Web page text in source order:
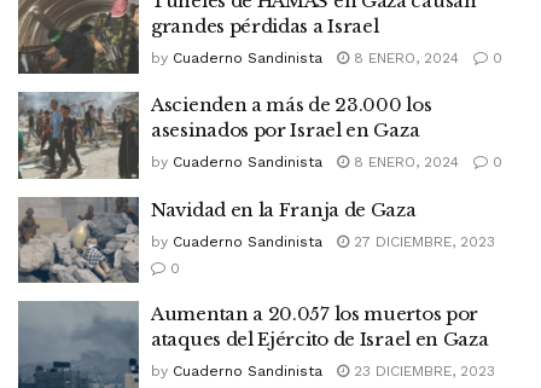
grandes pérdidas a Israel
by Cuaderno Sandinista 8 ENERO, 2024 0
Ascienden a más de 23.000 los
asesinados por Israel en Gaza
by Cuaderno Sandinista 8 ENERO, 2024 0
Navidad en la Franja de Gaza
by Cuaderno Sandinista
27 DICIEMBRE, 2023
0
Aumentan a 20.057 los muertos por
ataques del Ejército de Israel en Gaza
by Cuaderno Sandinista
23 DICIEMBRE, 2023